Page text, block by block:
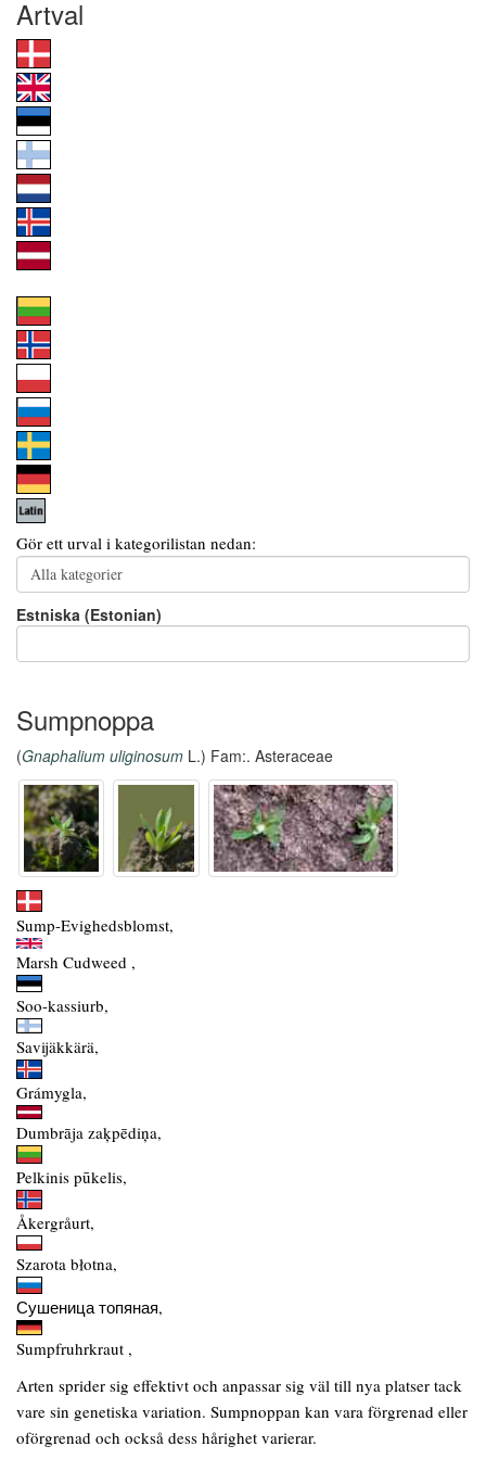
Artval
Gör ett urval i kategorilistan nedan:
Estniska (Estonian)
Sumpnoppa
(Gnaphalium uliginosum L.) Fam:. Asteraceae
Sump-Evighedsblomst,
Marsh Cudweed ,
Soo-kassiurb,
Savijäkkärä,
Grámygla,
Dumbrāja zaķpēdiņa,
Pelkinis pūkelis,
Åkergråurt,
Szarota błotna,
Сушеница топяная,
Sumpfruhrkraut ,
Arten sprider sig effektivt och anpassar sig väl till nya platser tack
vare sin genetiska variation. Sumpnoppan kan vara förgrenad eller
oförgrenad och också dess hårighet varierar.